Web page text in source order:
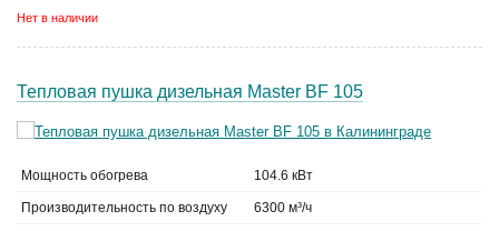
Нет в наличии
Тепловая пушка дизельная Master BF 105
Мощность обогрева 104.6 кВт
Производительность по воздуху 6300 м³/ч